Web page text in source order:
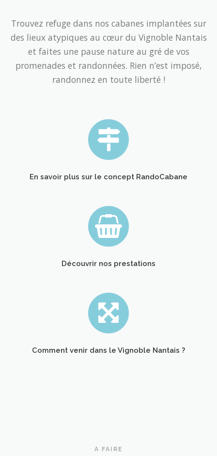
Trouvez refuge dans nos cabanes implantées sur
des lieux atypiques au cœur du Vignoble Nantais
et faites une pause nature au gré de vos
promenades et randonnées. Rien n’est imposé,
randonnez en toute liberté !
En savoir plus sur le concept RandoCabane
Découvrir nos prestations
Comment venir dans le Vignoble Nantais ?
A FAIRE